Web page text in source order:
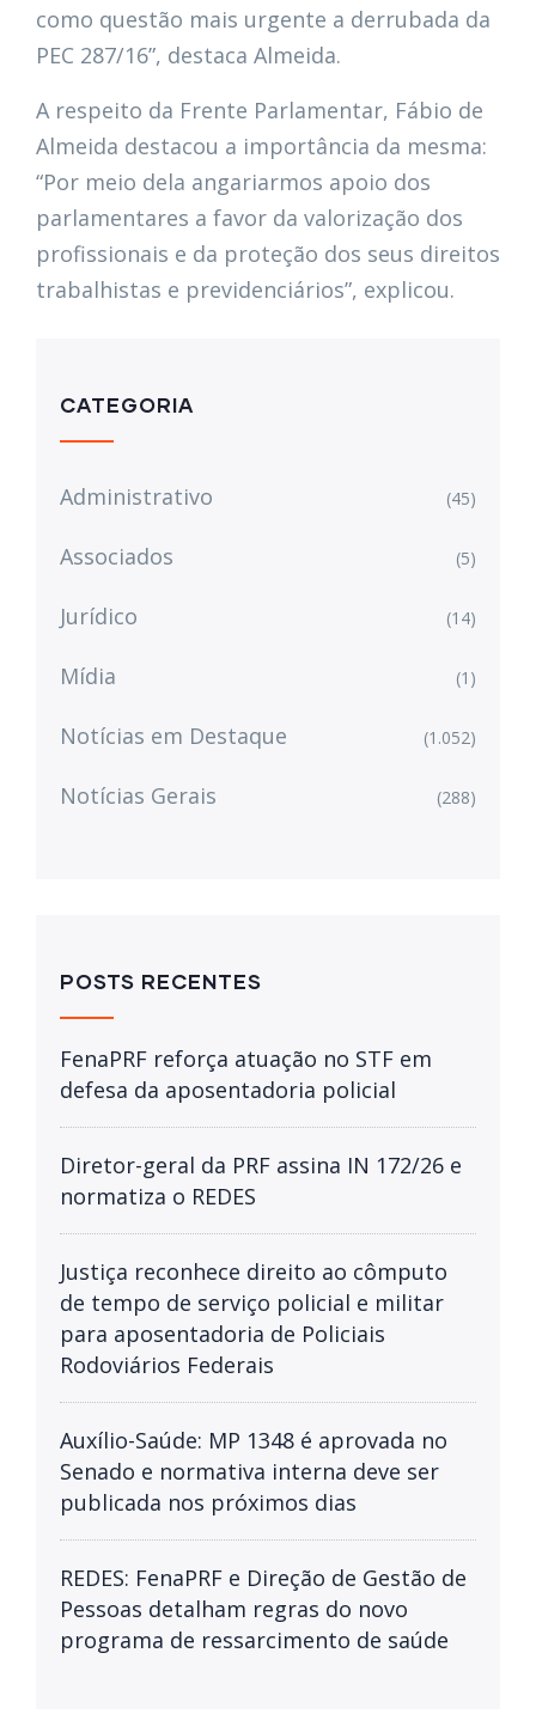
como questão mais urgente a derrubada da
PEC 287/16”, destaca Almeida.
A respeito da Frente Parlamentar, Fábio de
Almeida destacou a importância da mesma:
“Por meio dela angariarmos apoio dos
parlamentares a favor da valorização dos
profissionais e da proteção dos seus direitos
trabalhistas e previdenciários”, explicou.
CATEGORIA
Administrativo (45)
Associados (5)
Jurídico (14)
Mídia (1)
Notícias em Destaque (1.052)
Notícias Gerais (288)
POSTS RECENTES
FenaPRF reforça atuação no STF em
defesa da aposentadoria policial
Diretor-geral da PRF assina IN 172/26 e
normatiza o REDES
Justiça reconhece direito ao cômputo
de tempo de serviço policial e militar
para aposentadoria de Policiais
Rodoviários Federais
Auxílio-Saúde: MP 1348 é aprovada no
Senado e normativa interna deve ser
publicada nos próximos dias
REDES: FenaPRF e Direção de Gestão de
Pessoas detalham regras do novo
programa de ressarcimento de saúde